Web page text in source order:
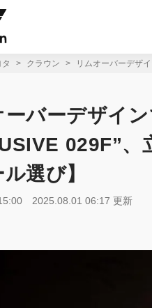
タ クラウン リムオーバーデザ
ーバーデザイ
029F”、
選び】
2025.08.01 06:17 更新